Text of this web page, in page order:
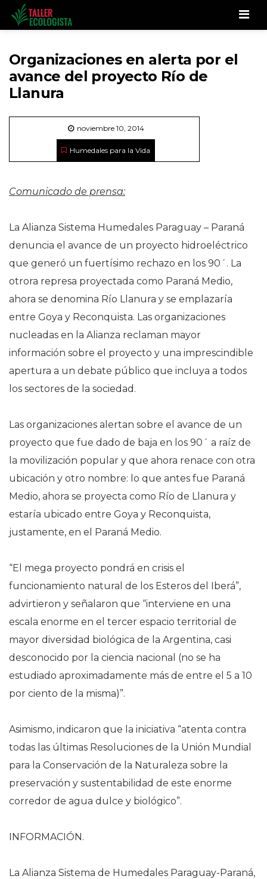
Organizaciones en alerta por el
avance del proyecto Río de
Llanura
noviembre 10, 2014
Humedales para la Vida
Comunicado de prensa:
La Alianza Sistema Humedales Paraguay – Paraná
denuncia el avance de un proyecto hidroeléctrico
que generó un fuertísimo rechazo en los 90´. La
otrora represa proyectada como Paraná Medio,
ahora se denomina Río Llanura y se emplazaría
entre Goya y Reconquista. Las organizaciones
nucleadas en la Alianza reclaman mayor
información sobre el proyecto y una imprescindible
apertura a un debate público que incluya a todos
los sectores de la sociedad.
Las organizaciones alertan sobre el avance de un
proyecto que fue dado de baja en los 90´ a raíz de
la movilización popular y que ahora renace con otra
ubicación y otro nombre: lo que antes fue Paraná
Medio, ahora se proyecta como Río de Llanura y
estaría ubicado entre Goya y Reconquista,
justamente, en el Paraná Medio.
“El mega proyecto pondrá en crisis el
funcionamiento natural de los Esteros del Iberá”,
advirtieron y señalaron que “interviene en una
escala enorme en el tercer espacio territorial de
mayor diversidad biológica de la Argentina, casi
desconocido por la ciencia nacional (no se ha
estudiado aproximadamente más de entre el 5 a 10
por ciento de la misma)”.
Asimismo, indicaron que la iniciativa “atenta contra
todas las últimas Resoluciones de la Unión Mundial
para la Conservación de la Naturaleza sobre la
preservación y sustentabilidad de este enorme
corredor de agua dulce y biológico”.
INFORMACIÓN.
La Alianza Sistema de Humedales Paraguay-Paraná,